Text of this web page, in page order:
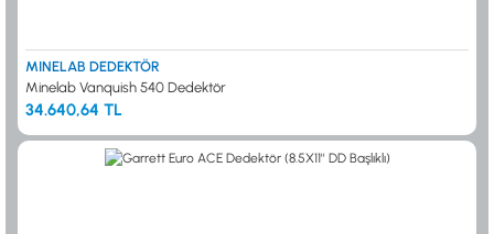
MINELAB DEDEKTÖR
Minelab Vanquish 540 Dedektör
34.640,64 TL